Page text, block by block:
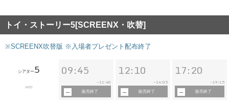
トイ・ストーリー5[SCREENX・吹替]
※SCREENX吹替版 ※入場者プレゼント配布終了
シアター5
102分
09:45
~ 11:40
販売終了
12:10
~ 14:05
販売終了
17:20
~ 19:15
販売終了